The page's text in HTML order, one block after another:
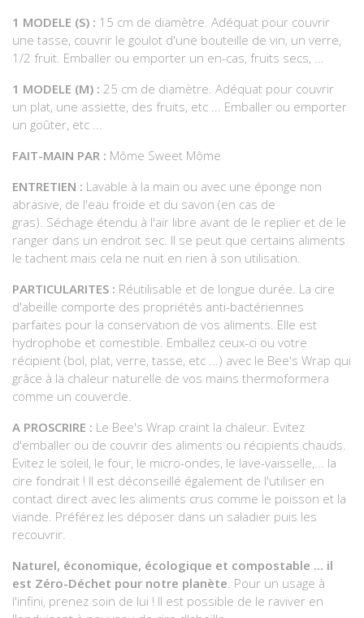
1 MODELE (S) : 15 cm de diamètre. Adéquat pour couvrir
une tasse, couvrir le goulot d'une bouteille de vin, un verre,
1/2 fruit. Emballer ou emporter un en-cas, fruits secs, ...
1 MODELE (M) : 25 cm de diamètre. Adéquat pour couvrir
un plat, une assiette, des fruits, etc ... Emballer ou emporter
un goûter, etc ...
FAIT-MAIN PAR : Môme Sweet Môme
ENTRETIEN : Lavable à la main ou avec une éponge non
abrasive, de l'eau froide et du savon (en cas de
gras). Séchage étendu à l'air libre avant de le replier et de le
ranger dans un endroit sec. Il se peut que certains aliments
le tachent mais cela ne nuit en rien à son utilisation.
PARTICULARITES : Réutilisable et de longue durée. La cire
d'abeille comporte des propriétés anti-bactériennes
parfaites pour la conservation de vos aliments. Elle est
hydrophobe et comestible. Emballez ceux-ci ou votre
récipient (bol, plat, verre, tasse, etc ...) avec le Bee's Wrap qui
grâce à la chaleur naturelle de vos mains thermoformera
comme un couvercle.
A PROSCRIRE : Le Bee's Wrap craint la chaleur. Evitez
d'emballer ou de couvrir des aliments ou récipients chauds.
Evitez le soleil, le four, le micro-ondes, le lave-vaisselle,... la
cire fondrait ! Il est déconseillé également de l'utiliser en
contact direct avec les aliments crus comme le poisson et la
viande. Préférez les déposer dans un saladier puis les
recouvrir.
Naturel, économique, écologique et compostable ... il
est Zéro-Déchet pour notre planète . Pour un usage à
l'infini, prenez soin de lui ! Il est possible de le raviver en